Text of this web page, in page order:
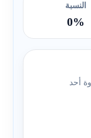
النسبة
0%
أحد